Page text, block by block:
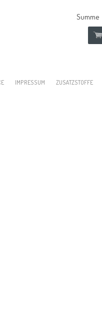
Summe
ZUSATZSTOFFE
IMPRESSUM